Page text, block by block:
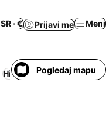
SR · € Prijavi me Meni
Hidromasažna kada Wi-
Pogledaj mapu